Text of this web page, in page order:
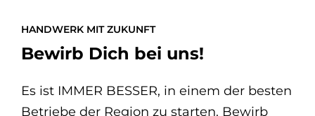
HANDWERK MIT ZUKUNFT
Be­wirb Dich bei uns!
Es ist IMMER BESSER, in einem der besten
Betriebe der Region zu starten. Bewirb